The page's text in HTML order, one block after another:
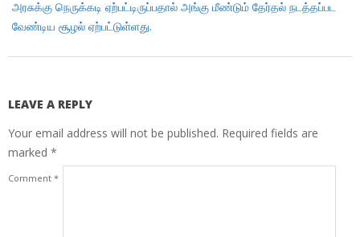
அரசுக்கு நெருக்கடி ஏற்பட்டிருப்பதால் அங்கு மீண்டும் தேர்தல் நடத்தப்பட
வேண்டிய சூழல் ஏற்பட்டுள்ளது.
LEAVE A REPLY
Your email address will not be published. Required fields are
marked *
Comment *